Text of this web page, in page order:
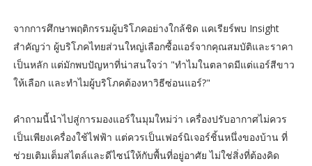
จากการศึกษาพฤติกรรมผู้บริโภคอย่างใกล้ชิด แคเรียร์พบ Insight
สำคัญว่า ผู้บริโภคไทยส่วนใหญ่เลือกซื้อแอร์จากคุณสมบัติและราคา
เป็นหลัก แต่มักพบปัญหาที่น่าสนใจว่า "ทำไมในตลาดมีแต่แอร์สีขาว
ให้เลือก และทำไมผู้บริโภคต้องหาวิธีซ่อนแอร์?"
คำถามนี้นำไปสู่การมองแอร์ในมุมใหม่ว่า เครื่องปรับอากาศไม่ควร
เป็นเพียงเครื่องใช้ไฟฟ้า แต่ควรเป็นเฟอร์นิเจอร์ชิ้นหนึ่งของบ้าน ที่
ช่วยเติมเต็มสไตล์และดีไซน์ให้กับพื้นที่อยู่อาศัย ไม่ใช่สิ่งที่ต้องคิด